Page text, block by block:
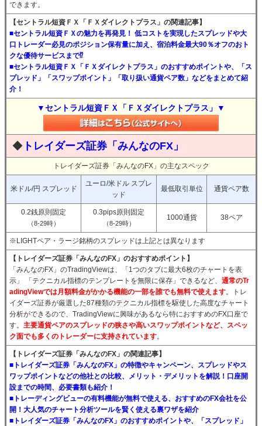
できます。
【セントラル短資ＦＸ「ＦＸダイレクトプラス」の関連記事】
■セントラル短資ＦＸの魅力を再発見！ 低コストを実現したスプレッドや大
口トレーダー必見のポジション保有量に加え、宿泊料金最大90％オフのおト
クな優待サービスまで⁉
■セントラル短資ＦＸ「ＦＸダイレクトプラス」のおすすめポイントや、「ス
プレッド」「スワップポイント」「取り扱い通貨ペア数」などをまとめて紹
介！
▼セントラル短資ＦＸ「ＦＸダイレクトプラス」▼
◆ トレイダーズ証券「みんなのFX」
トレイダーズ証券「みんなのFX」の主なスペック
米ドル/円 スプレッド
ユーロ/米ドル スプレ
ッド
最低取引単位 通貨ペア数
0.2銭原則固定
（8-29時）
0.3pips原則固定
（8-29時）
1000通貨 38ペア
※LIGHTペア・ラージ銘柄のスプレッドは上記とは異なります
【トレイダーズ証券「みんなのFX」のおすすめポイント】
「みんなのFX」のTradingViewは、「1つのタブに最大6枚のチャートを表
示」 「テクニカル指標のテンプレートを無限に保存」できるなど、 通常のTr
adingViewでは月額料金がかかる機能の一部を誰でも無料で使えます。トレ
イダーズ証券が厳選した87種類のテクニカル指標を駆使した高度なチャート
分析ができるので、TradingViewに興味があるなら特におすすめのFX口座で
す。 主要通貨ペアのスプレッドの狭さや高いスワップポイントなど、スペッ
ク面でも多くのトレーダーに支持されています。
【トレイダーズ証券「みんなのFX」の関連記事】
■トレイダーズ証券「みんなのFX」の特徴やキャンペーン、スプレッドやス
ワップポイントなどの他社との比較、メリット・デメリットを解説！口座開
設までの時間、必要書類も紹介！
■トレーディングビューの有料機能が無料で使える、おすすめのFX会社を公
開！大人気のチャート分析ツールを賢く使える裏ワザを紹介
■トレイダーズ証券「みんなのFX」のおすすめポイントや、「スプレッド」